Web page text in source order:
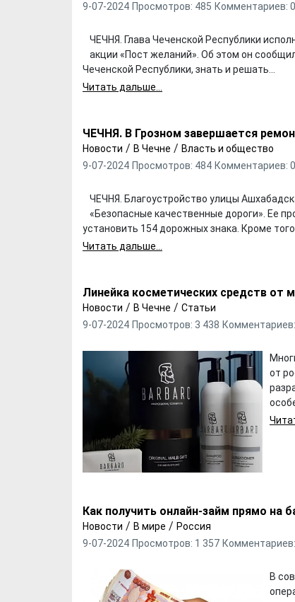
9-07-2024 Просмотров: 485 Комментариев: 0
ЧЕЧНЯ. Глава Чеченской Республики
акции «Пост желаний». Об этом он
Чеченской Республики, знать и решать...
Читать дальше...
ЧЕЧНЯ. В Грозном завершается
Новости / В Чечне / Власть и общество
9-07-2024 Просмотров: 484 Комментариев: 0
ЧЕЧНЯ. Благоустройство улицы
«Безопасные качественные дороги». Ее
установить 154 дорожных знака. Кроме
Читать дальше...
Линейка косметических средств от
Новости / В Чечне / Статьи
9-07-2024 Просмотров: 3 438
от
Как получить онлайн-займ прямо на
Новости / В мире / Россия
9-07-2024 Просмотров: 1 357
В
Х. Гапураев. Капкан